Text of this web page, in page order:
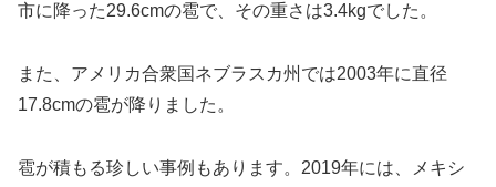
市に降った29.6cmの雹で、その重さは3.4kgでした。
また、アメリカ合衆国ネブラスカ州では2003年に直径
17.8cmの雹が降りました。
雹が積もる珍しい事例もあります。2019年には、メキシ